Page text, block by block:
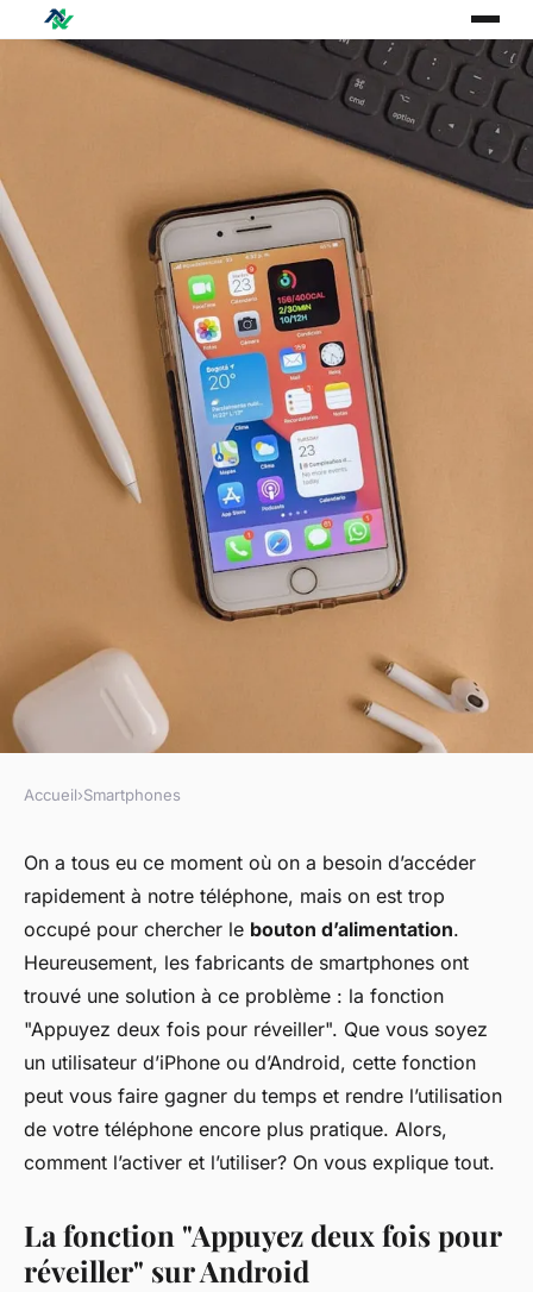
SMARTPHONES
Comment utiliser la fonction
« Appuyez deux fois pour
réveiller » sur un téléphone ?
admin• 22 janvier 2024•6 min de lecture
Accueil›Smartphones
On a tous eu ce moment où on a besoin d’accéder
rapidement à notre téléphone, mais on est trop
occupé pour chercher le bouton d’alimentation.
Heureusement, les fabricants de smartphones ont
trouvé une solution à ce problème : la fonction
"Appuyez deux fois pour réveiller". Que vous soyez
un utilisateur d’iPhone ou d’Android, cette fonction
peut vous faire gagner du temps et rendre l’utilisation
de votre téléphone encore plus pratique. Alors,
comment l’activer et l’utiliser? On vous explique tout.
La fonction "Appuyez deux fois pour
réveiller" sur Android